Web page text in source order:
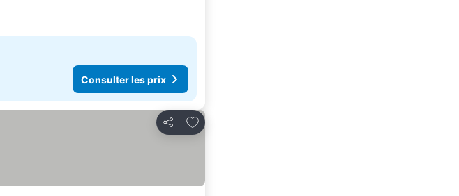
Consulter les prix
Partager
Ajouter à mes favoris